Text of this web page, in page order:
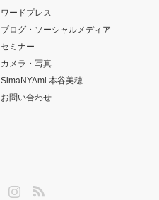
ワードプレス
ブログ・ソーシャルメディア
セミナー
カメラ・写真
SimaNYAmi 本谷美穂
お問い合わせ